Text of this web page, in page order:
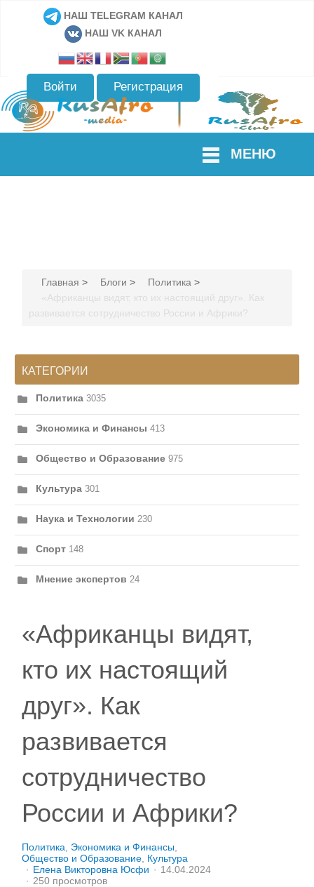
НАШ TELEGRAM КАНАЛ
НАШ VK КАНАЛ
Войти Регистрация
МЕНЮ
Главная > Блоги > Политика >
«Африканцы видят, кто их настоящий друг». Как
развивается сотрудничество России и Африки?
КАТЕГОРИИ
Политика 3035
Экономика и Финансы 413
Общество и Образование 975
Культура 301
Наука и Технологии 230
Спорт 148
Мнение экспертов 24
«Африканцы видят,
кто их настоящий
друг». Как
развивается
сотрудничество
России и Африки?
Политика
Экономика и Финансы
Общество и Образование Культура
Елена Викторовна Юсфи
14.04.2024
250 просмотров